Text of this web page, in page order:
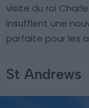
visite du roi
insufflent une
parfaite pour les
St Andrews